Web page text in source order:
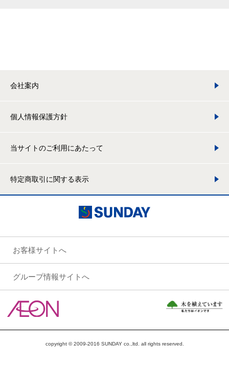
会社案内
個人情報保護方針
当サイトのご利用にあたって
特定商取引に関する表示
お客様サイトへ
グループ情報サイトへ
copyright © 2009-2016 SUNDAY co.,ltd. all rights reserved.